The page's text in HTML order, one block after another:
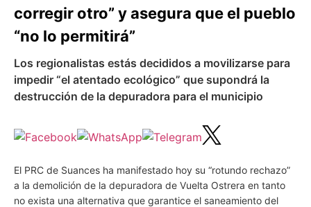
corregir otro” y asegura que el pueblo
“no lo permitirá”
Los regionalistas estás decididos a movilizarse para
impedir “el atentado ecológico” que supondrá la
destrucción de la depuradora para el municipio
El PRC de Suances ha manifestado hoy su “rotundo rechazo”
a la demolición de la depuradora de Vuelta Ostrera en tanto
no exista una alternativa que garantice el saneamiento del